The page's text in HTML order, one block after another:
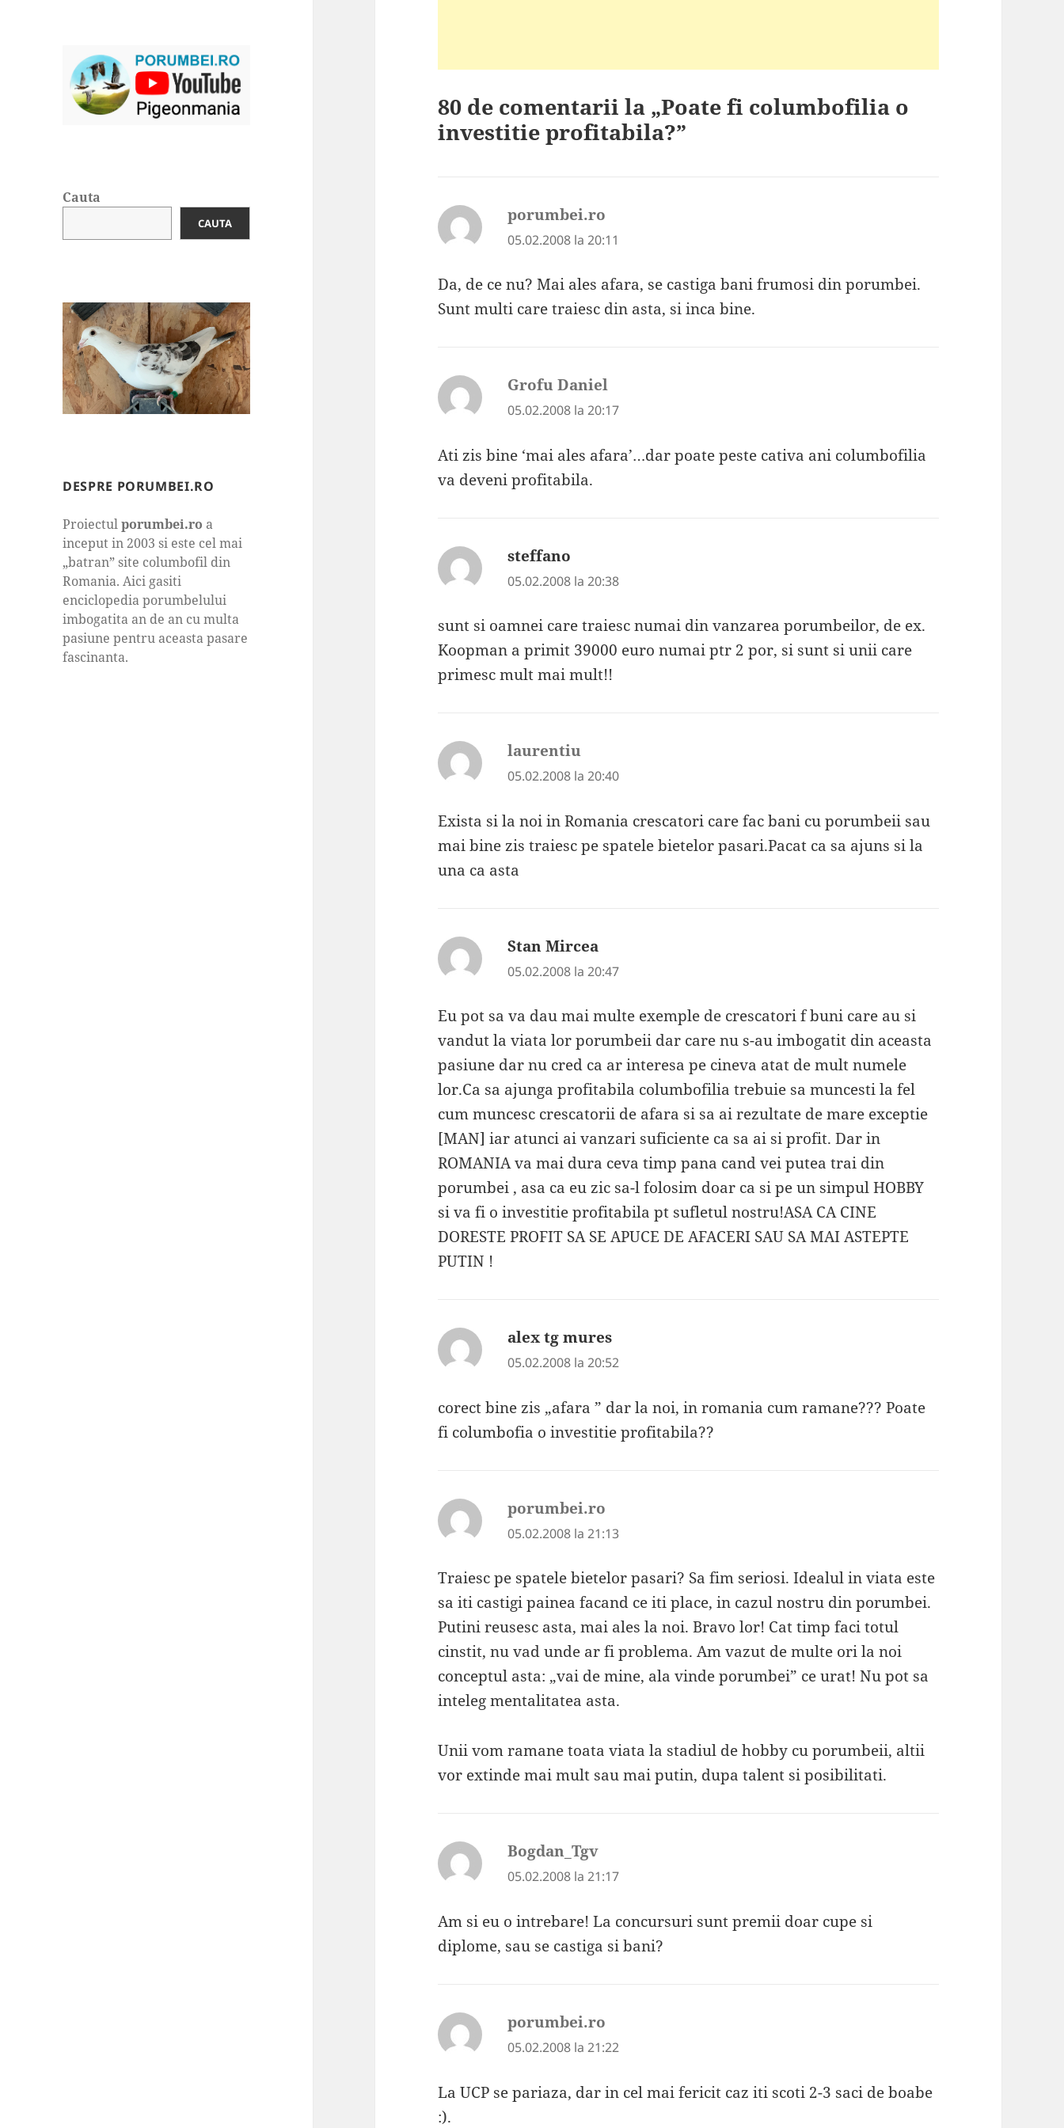
Cauta
CAUTA
DESPRE PORUMBEI.RO
Proiectulporumbei.ro a
inceput in 2003 si este cel mai
„batran” site columbofil din
Romania. Aici gasiti
enciclopedia porumbelului
imbogatita an de an cu multa
pasiune pentru aceasta pasare
fascinanta.
80 de comentarii la „Poate fi columbofilia o
investitie profitabila?”
porumbei.ro
05.02.2008 la 20:11
Da, de ce nu? Mai ales afara, se castiga bani frumosi din porumbei.
Sunt multi care traiesc din asta, si inca bine.
Grofu Daniel
05.02.2008 la 20:17
Ati zis bine ‘mai ales afara’…dar poate peste cativa ani columbofilia
va deveni profitabila.
steffano
05.02.2008 la 20:38
sunt si oamnei care traiesc numai din vanzarea porumbeilor, de ex.
Koopman a primit 39000 euro numai ptr 2 por, si sunt si unii care
primesc mult mai mult!!
laurentiu
05.02.2008 la 20:40
Exista si la noi in Romania crescatori care fac bani cu porumbeii sau
mai bine zis traiesc pe spatele bietelor pasari.Pacat ca sa ajuns si la
una ca asta
Stan Mircea
05.02.2008 la 20:47
Eu pot sa va dau mai multe exemple de crescatori f buni care au si
vandut la viata lor porumbeii dar care nu s-au imbogatit din aceasta
pasiune dar nu cred ca ar interesa pe cineva atat de mult numele
lor.Ca sa ajunga profitabila columbofilia trebuie sa muncesti la fel
cum muncesc crescatorii de afara si sa ai rezultate de mare exceptie
[MAN] iar atunci ai vanzari suficiente ca sa ai si profit. Dar in
ROMANIA va mai dura ceva timp pana cand vei putea trai din
porumbei , asa ca eu zic sa-l folosim doar ca si pe un simpul HOBBY
si va fi o investitie profitabila pt sufletul nostru!ASA CA CINE
DORESTE PROFIT SA SE APUCE DE AFACERI SAU SA MAI ASTEPTE
PUTIN !
alex tg mures
05.02.2008 la 20:52
corect bine zis „afara ” dar la noi, in romania cum ramane??? Poate
fi columbofia o investitie profitabila??
porumbei.ro
05.02.2008 la 21:13
Traiesc pe spatele bietelor pasari? Sa fim seriosi. Idealul in viata este
sa iti castigi painea facand ce iti place, in cazul nostru din porumbei.
Putini reusesc asta, mai ales la noi. Bravo lor! Cat timp faci totul
cinstit, nu vad unde ar fi problema. Am vazut de multe ori la noi
conceptul asta: „vai de mine, ala vinde porumbei” ce urat! Nu pot sa
inteleg mentalitatea asta.
Unii vom ramane toata viata la stadiul de hobby cu porumbeii, altii
vor extinde mai mult sau mai putin, dupa talent si posibilitati.
Bogdan_Tgv
05.02.2008 la 21:17
Am si eu o intrebare! La concursuri sunt premii doar cupe si
diplome, sau se castiga si bani?
porumbei.ro
05.02.2008 la 21:22
La UCP se pariaza, dar in cel mai fericit caz iti scoti 2-3 saci de boabe
:).